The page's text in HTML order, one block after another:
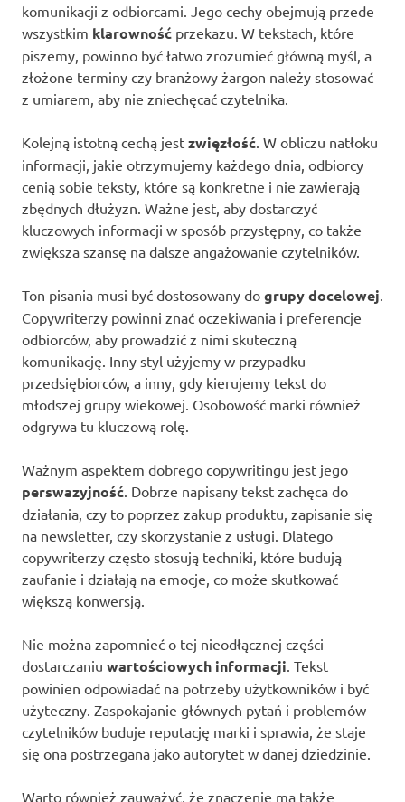
komunikacji z odbiorcami. Jego cechy obejmują przede
wszystkim klarowność przekazu. W tekstach, które
piszemy, powinno być łatwo zrozumieć główną myśl, a
złożone terminy czy branżowy żargon należy stosować
z umiarem, aby nie zniechęcać czytelnika.
Kolejną istotną cechą jest zwięzłość. W obliczu natłoku
informacji, jakie otrzymujemy każdego dnia, odbiorcy
cenią sobie teksty, które są konkretne i nie zawierają
zbędnych dłużyzn. Ważne jest, aby dostarczyć
kluczowych informacji w sposób przystępny, co także
zwiększa szansę na dalsze angażowanie czytelników.
Ton pisania musi być dostosowany do grupy docelowej.
Copywriterzy powinni znać oczekiwania i preferencje
odbiorców, aby prowadzić z nimi skuteczną
komunikację. Inny styl użyjemy w przypadku
przedsiębiorców, a inny, gdy kierujemy tekst do
młodszej grupy wiekowej. Osobowość marki również
odgrywa tu kluczową rolę.
Ważnym aspektem dobrego copywritingu jest jego
perswazyjność. Dobrze napisany tekst zachęca do
działania, czy to poprzez zakup produktu, zapisanie się
na newsletter, czy skorzystanie z usługi. Dlatego
copywriterzy często stosują techniki, które budują
zaufanie i działają na emocje, co może skutkować
większą konwersją.
Nie można zapomnieć o tej nieodłącznej części –
dostarczaniu wartościowych informacji. Tekst
powinien odpowiadać na potrzeby użytkowników i być
użyteczny. Zaspokajanie głównych pytań i problemów
czytelników buduje reputację marki i sprawia, że staje
się ona postrzegana jako autorytet w danej dziedzinie.
Warto również zauważyć, że znaczenie ma także